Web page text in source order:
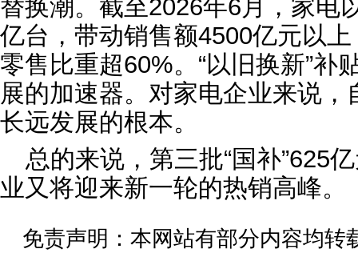
替换潮。截至2026年6月，家电
亿台，带动销售额4500亿元以
零售比重超60%。“以旧换新”补
展的加速器。对家电企业来说
长远发展的根本。
总的来说，第三批“国补”625
业又将迎来新一轮的热销高峰。
免责声明：本网站有部分内容均转